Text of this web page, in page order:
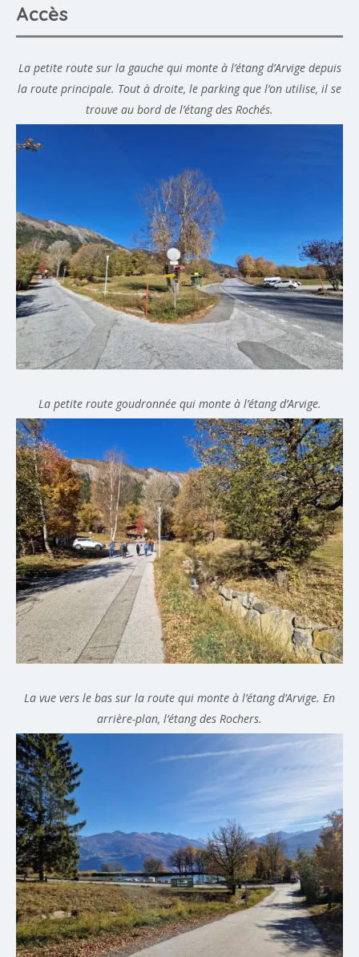
Accès
La petite route sur la gauche qui monte à l’étang d’Arvige depuis
la route principale. Tout à droite, le parking que l’on utilise, il se
trouve au bord de l’étang des Rochés.
La petite route goudronnée qui monte à l’étang d’Arvige.
La vue vers le bas sur la route qui monte à l’étang d’Arvige. En
arrière-plan, l’étang des Rochers.